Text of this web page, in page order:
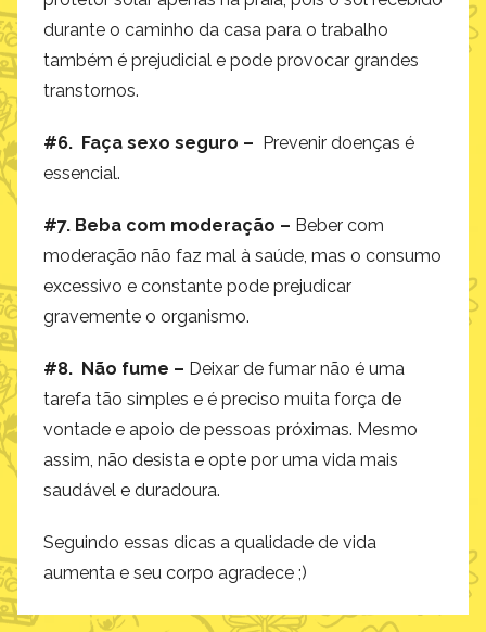
durante o caminho da casa para o trabalho
também é prejudicial e pode provocar grandes
transtornos.
#6. Faça sexo seguro – Prevenir doenças é
essencial.
#7. Beba com moderação – Beber com
moderação não faz mal à saúde, mas o consumo
excessivo e constante pode prejudicar
gravemente o organismo.
#8. Não fume – Deixar de fumar não é uma
tarefa tão simples e é preciso muita força de
vontade e apoio de pessoas próximas. Mesmo
assim, não desista e opte por uma vida mais
saudável e duradoura.
Seguindo essas dicas a qualidade de vida
aumenta e seu corpo agradece ;)